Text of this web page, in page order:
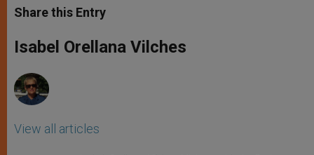
t
s
p
p
s
e
g
e
e
b
o
k
r
Share this Entry
Isabel Orellana Vilches
View all articles